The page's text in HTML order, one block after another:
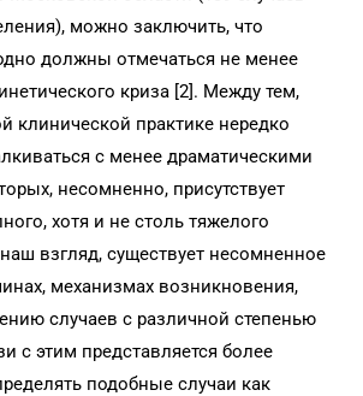
можно заключить, что
должны отмечаться не менее
криза [2]. Между тем,
клинической практике нередко
с менее драматическими
несомненно, присутствует
хотя и не столь тяжелого
взгляд, существует несомненное
механизмах возникновения,
случаев с различной степенью
с этим представляется более
подобные случаи как